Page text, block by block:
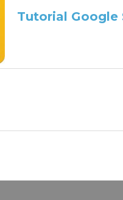
Tutorial Google